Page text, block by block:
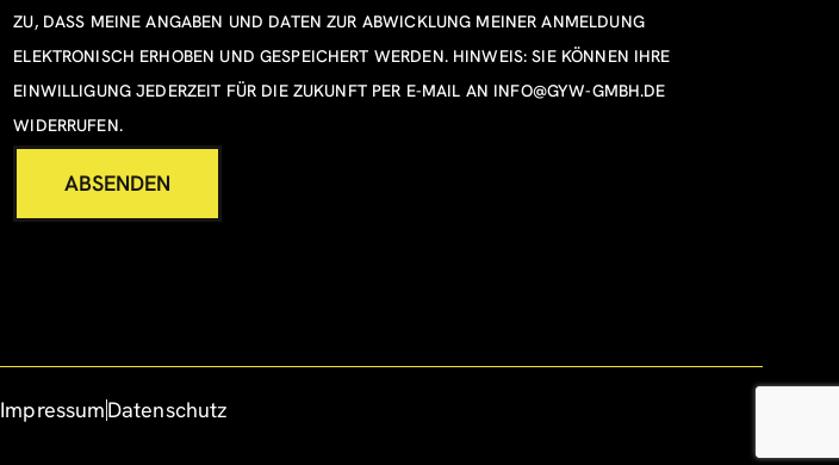
ZU, DASS MEINE ANGABEN UND DATEN ZUR ABWICKLUNG MEINER ANMELDUNG
ELEKTRONISCH ERHOBEN UND GESPEICHERT WERDEN. HINWEIS: SIE KÖNNEN IHRE
EINWILLIGUNG JEDERZEIT FÜR DIE ZUKUNFT PER E-MAIL AN INFO@GYW-GMBH.DE
WIDERRUFEN.
ABSENDEN
ImpressumDatenschutz